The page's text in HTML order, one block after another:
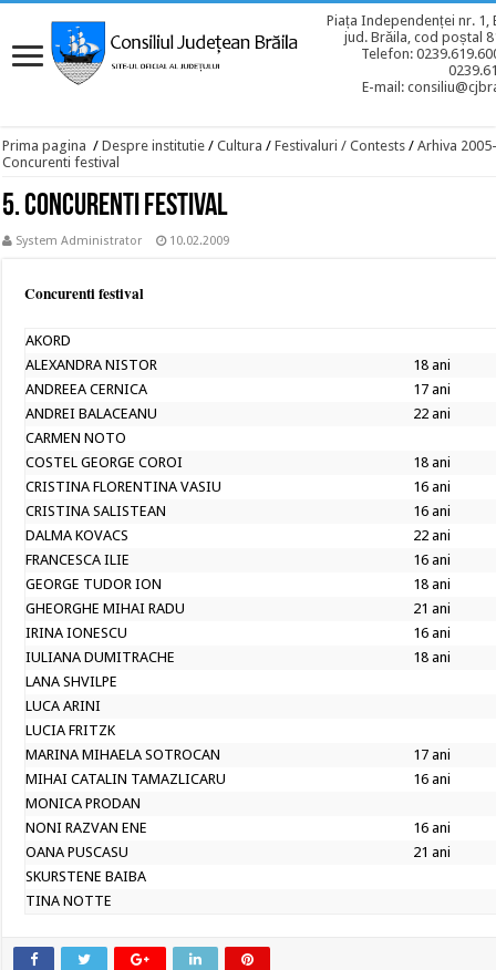
Piața Independenței nr. 1,
jud. Brăila, cod poștal
Telefon:
E-mail:
Prima pagina / Despre institutie / Cultura / Festivaluri / Contests / Arhiva
Concurenti festival
5. Concurenti festival
System Administrator 10.02.2009
Concurenti festival
AKORD
ALEXANDRA NISTOR
18 ani
ANDREEA CERNICA
17 ani
ANDREI BALACEANU
22 ani
CARMEN NOTO
COSTEL GEORGE COROI
18 ani
CRISTINA FLORENTINA VASIU
16 ani
CRISTINA SALISTEAN
16 ani
DALMA KOVACS
22 ani
FRANCESCA ILIE
16 ani
GEORGE TUDOR ION
18 ani
GHEORGHE MIHAI RADU
21 ani
IRINA IONESCU
16 ani
IULIANA DUMITRACHE
18 ani
LANA SHVILPE
LUCA ARINI
LUCIA FRITZK
MARINA MIHAELA SOTROCAN
17 ani
MIHAI CATALIN TAMAZLICARU
16 ani
MONICA PRODAN
NONI RAZVAN ENE
16 ani
OANA PUSCASU
21 ani
SKURSTENE BAIBA
TINA NOTTE